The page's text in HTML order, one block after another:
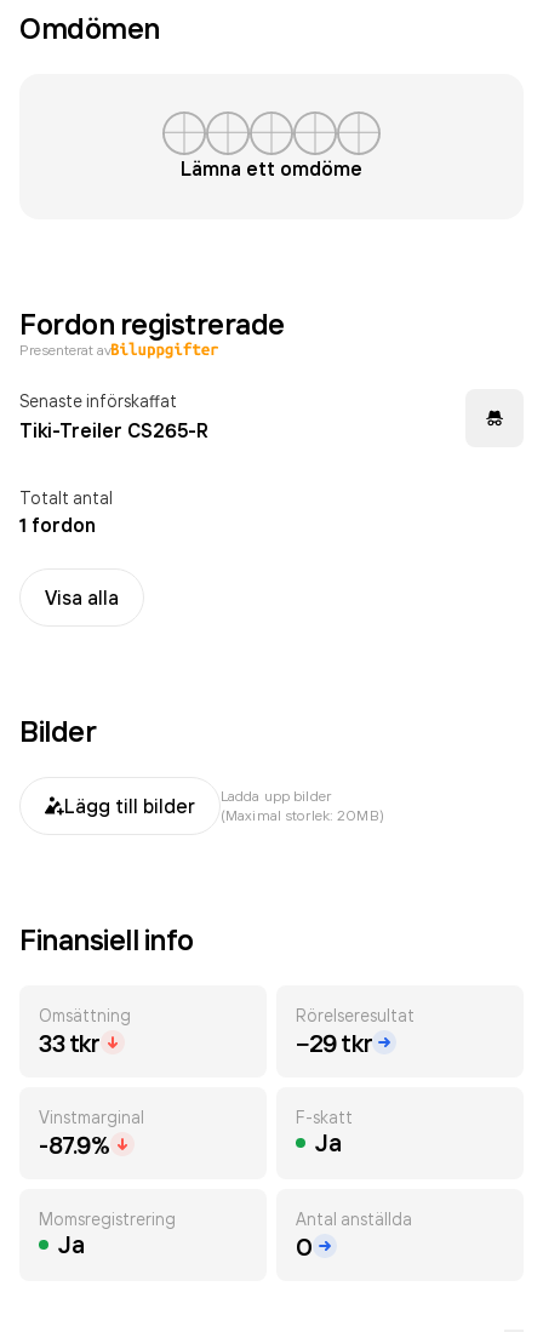
Omdömen
Lämna ett omdöme
Fordon registrerade
Presenterat av
Senaste införskaffat
Tiki-Treiler CS265-R
Totalt antal
1 fordon
Visa alla
Bilder
Lägg till bilder
Ladda upp bilder
(Maximal storlek: 20MB)
Finansiell info
Omsättning
33 tkr
Rörelseresultat
−29 tkr
Vinstmarginal
-87.9%
F-skatt
Ja
Momsregistrering
Ja
Antal anställda
0